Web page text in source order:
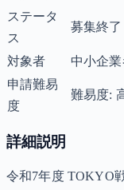
ステータ
ス
募集終了
対象者
中小企
申請難易
度
難易度:
詳細説明
令和7年度 TOKYO